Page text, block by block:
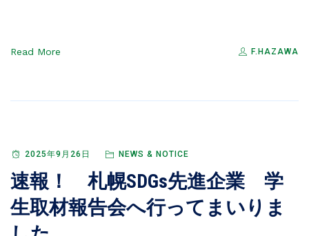
Read More F.HAZAWA
2025年9月26日 NEWS & NOTICE
速報！ 札幌SDGs先進企業 学
生取材報告会へ行ってまいりま